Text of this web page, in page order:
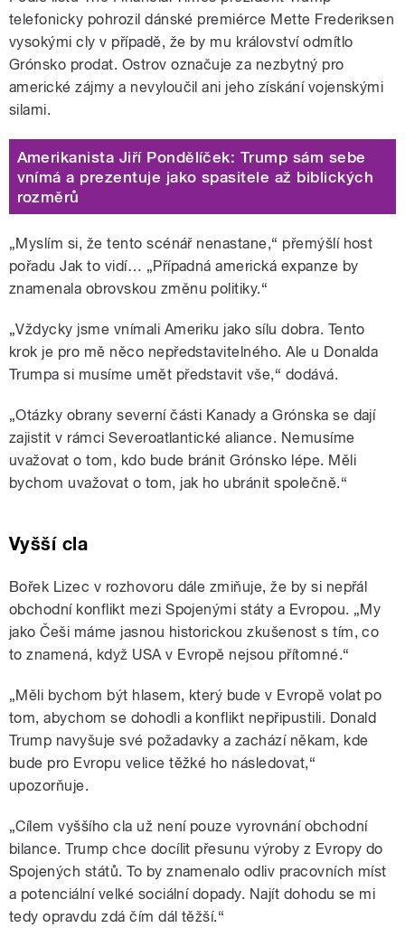
telefonicky pohrozil dánské premiérce Mette Frederiksen
vysokými cly v případě, že by mu království odmítlo
Grónsko prodat. Ostrov označuje za nezbytný pro
americké zájmy a nevyloučil ani jeho získání vojenskými
silami.
Amerikanista Jiří Pondělíček: Trump sám sebe
vnímá a prezentuje jako spasitele až biblických
rozměrů
„Myslím si, že tento scénář nenastane,“ přemýšlí host
pořadu Jak to vidí… „Případná americká expanze by
znamenala obrovskou změnu politiky.“
„Vždycky jsme vnímali Ameriku jako sílu dobra. Tento
krok je pro mě něco nepředstavitelného. Ale u Donalda
Trumpa si musíme umět představit vše,“ dodává.
„Otázky obrany severní části Kanady a Grónska se dají
zajistit v rámci Severoatlantické aliance. Nemusíme
uvažovat o tom, kdo bude bránit Grónsko lépe. Měli
bychom uvažovat o tom, jak ho ubránit společně.“
Vyšší cla
Bořek Lizec v rozhovoru dále zmiňuje, že by si nepřál
obchodní konflikt mezi Spojenými státy a Evropou. „My
jako Češi máme jasnou historickou zkušenost s tím, co
to znamená, když USA v Evropě nejsou přítomné.“
„Měli bychom být hlasem, který bude v Evropě volat po
tom, abychom se dohodli a konflikt nepřipustili. Donald
Trump navyšuje své požadavky a zachází někam, kde
bude pro Evropu velice těžké ho následovat,“
upozorňuje.
„Cílem vyššího cla už není pouze vyrovnání obchodní
bilance. Trump chce docílit přesunu výroby z Evropy do
Spojených států. To by znamenalo odliv pracovních míst
a potenciální velké sociální dopady. Najít dohodu se mi
tedy opravdu zdá čím dál těžší.“